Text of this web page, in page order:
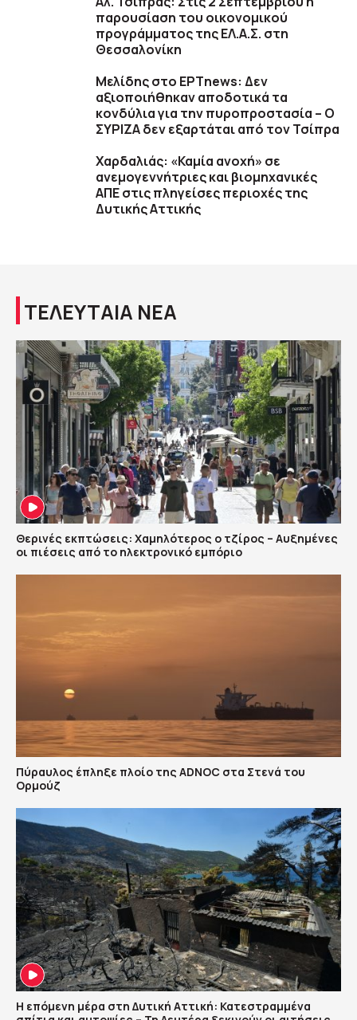
παρουσίαση του οικονομικού
προγράμματος της ΕΛ.Α.Σ. στη
Θεσσαλονίκη
Μελίδης στο ΕΡΤnews: Δεν
αξιοποιήθηκαν αποδοτικά τα
κονδύλια για την πυροπροστασία – Ο
ΣΥΡΙΖΑ δεν εξαρτάται από τον Τσίπρα
Χαρδαλιάς: «Καμία ανοχή» σε
ανεμογεννήτριες και βιομηχανικές
ΑΠΕ στις πληγείσες περιοχές της
Δυτικής Αττικής
ΤΕΛΕΥΤΑΙΑ ΝΕΑ
Θερινές εκπτώσεις: Χαμηλότερος ο τζίρος – Αυξημένες
οι πιέσεις από το ηλεκτρονικό εμπόριο
Πύραυλος έπληξε πλοίο της ADNOC στα Στενά του
Ορμούζ
Η επόμενη μέρα στη Δυτική Αττική: Κατεστραμμένα